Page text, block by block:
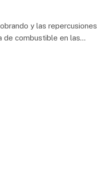
y las repercusiones
de combustible en las…